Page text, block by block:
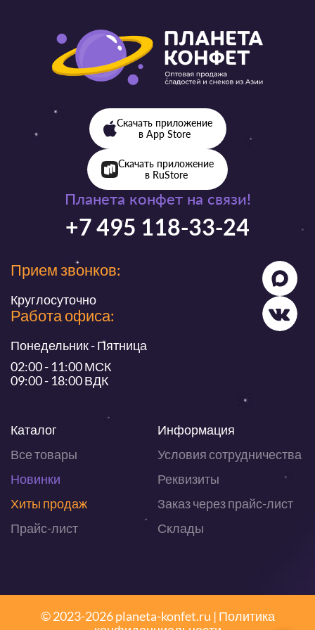
Планета конфет на связи!
+7 495 118-33-24
Прием звонков:
Круглосуточно
Работа офиса:
Понедельник - Пятница
02:00 - 11:00 МСК
09:00 - 18:00 ВДК
Каталог
Все товары
Новинки
Хиты продаж
Прайс-лист
Информация
Условия сотрудничества
Реквизиты
Заказ через прайс-лист
Склады
Скачать приложение
в App Store
Скачать приложение
в RuStore
© 2023-2026 planeta-konfet.ru | Политика